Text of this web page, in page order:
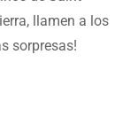
llamen a los
sorpresas!